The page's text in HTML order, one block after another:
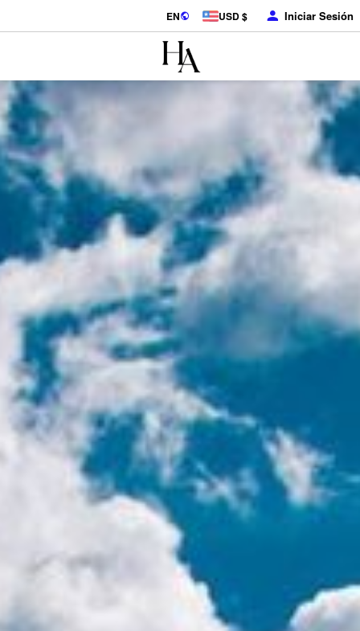
EN USD $ Iniciar Sesión